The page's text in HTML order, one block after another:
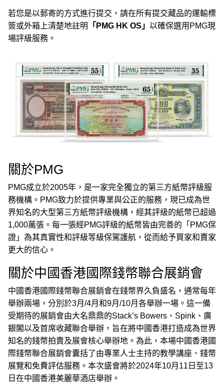
若您是以郵寄的方式進行提交，請在所有提交藏品的運輸標
簽或外箱上清楚地註明
「PMG HK OS」 以確保選用PMG現
場評級服務。
關於PMG
PMG成立於2005年，是一家完全獨立的第三方紙幣評級服
務機構。PMG致力於提供專業與公正的服務，現已成為世
界知名的大型第三方紙幣評級機構，經其評級的紙幣已超過
1,000萬張。每一張經PMG評級的紙幣皆由完善的「PMG保
證」為其真實性和評級等級保駕護航，從而給予買家和賣家
更大的信心。
關於中國香港國際錢幣聯合展銷會
中國香港國際錢幣聯合展銷會在錢幣界久負盛名，通常每年
舉辦兩場，分別於3月/4月和9月/10月各舉辦一場。這一備
受期待的展銷會由大名鼎鼎的Stack’s Bowers、Spink、廣
銀閣以及首席收藏聯合舉辦，旨在將中國香港打造成為世界
知名的錢幣拍賣及展會核心舉辦地。為此，本場中國香港國
際錢幣聯合展銷會囊括了由專業人士主持的教學講座、錢幣
展覽和免費評估服務。本次盛會將於2024年10月11日至13
日在中國香港美麗華酒店舉辦。